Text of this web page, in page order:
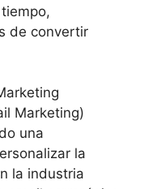
de convertir
Marketing)
una
la
la industria